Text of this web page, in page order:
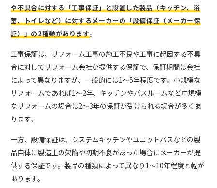
や不具合に対する「工事保証」と設置した製品（キッチン、浴
室、トイレなど）に対するメーカーの「設備保証（メーカー保
証）」の2種類があります。
工事保証は、リフォーム工事の施工不良や工事に起因する不具
合に対してリフォーム会社が提供する保証で、保証期間は会社
によって異なりますが、一般的には1〜5年程度です。小規模な
リフォームであれば1～2年、キッチンやバスルームなど中規模
なリフォームの場合は2～3年の保証が受けられる場合が多くあ
ります。
一方、設備保証は、システムキッチンやユニットバスなどの製
品自体に製造上の欠陥や初期不良があった場合にメーカーが提
供する保証です。製品の種類によって異なり1〜10年程度と幅が
あります。